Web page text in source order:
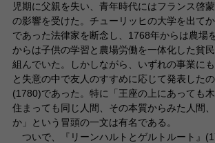
児期に父親を失い、青年時代にはフランス啓
の影響を受けた。チューリッヒの大学を出て
であった法律家を断念し、1768年からは農場
からは子供の学習と農場労働を一体化した貧
組んでいた。しかしながら、いずれの事業に
と失意の中で友人のすすめに応じて発表したの
(1780)であった。特に「王座の上にあっても
住まっても同じ人間、その本質からみた人間
か」という冒頭の一文は有名である。
ついで、『リーンハルトとゲルトルート』